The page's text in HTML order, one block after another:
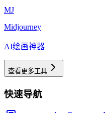
MJ
Midjourney
AI绘画神器
查看更多工具
快速导航